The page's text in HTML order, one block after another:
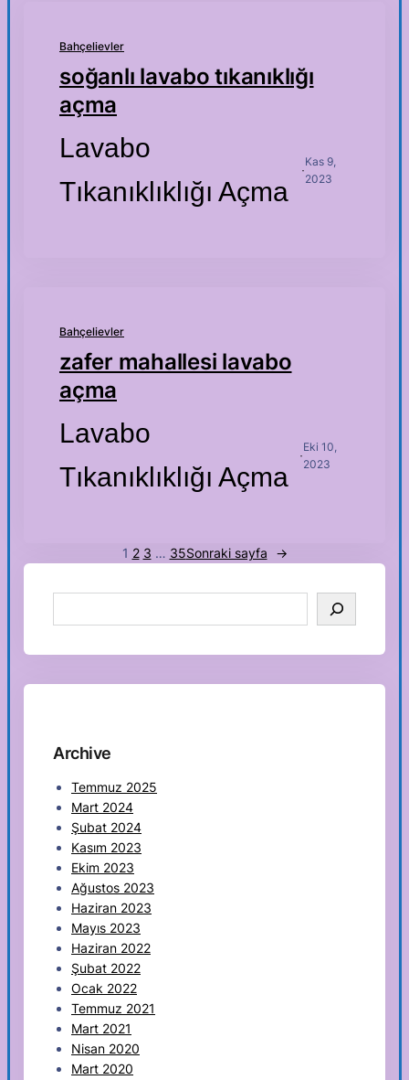
Bahçelievler
soğanlı lavabo tıkanıklığı
açma
Lavabo
Tıkanıklıklığı Açma
·
Kas 9,
2023
Bahçelievler
zafer mahallesi lavabo
açma
Lavabo
Tıkanıklıklığı Açma
·
Eki 10,
2023
1 2 3 … 35Sonraki sayfa →
e
c
Archive
Temmuz 2025
Mart 2024
Şubat 2024
Kasım 2023
Ekim 2023
Ağustos 2023
Haziran 2023
Mayıs 2023
Haziran 2022
Şubat 2022
Ocak 2022
Temmuz 2021
Mart 2021
Nisan 2020
Mart 2020